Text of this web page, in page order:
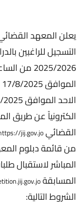
يعلن المعهد
التسجيل للراغبين
2025/2026
الكترونياً عن طريق
القضائيjij.gov.jo/
من قائمة دبلوم
المباشر لاستقبال
المسابقة
الشروط التالية: